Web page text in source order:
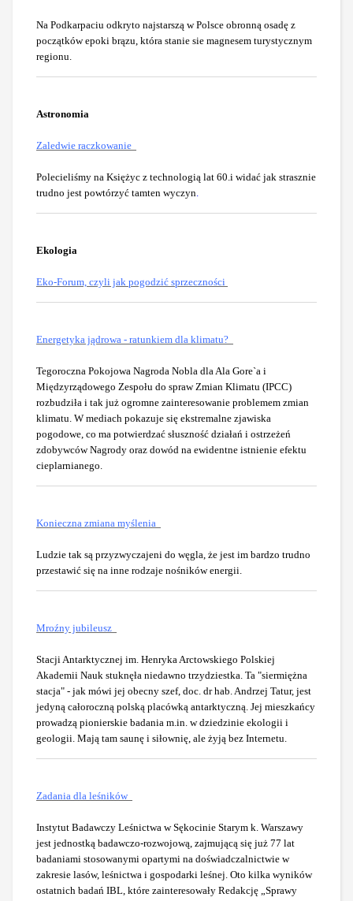
Na Podkarpaciu odkryto najstarszą w Polsce obronną osadę z
początków epoki brązu, która stanie sie magnesem turystycznym
regionu.
Astronomia
Zaledwie raczkowanie
Polecieliśmy na Księżyc z technologią lat 60.i widać jak strasznie
trudno jest powtórzyć tamten wyczyn
Ekologia
Eko-Forum, czyli jak pogodzić sprzeczności
Energetyka jądrowa - ratunkiem dla klimatu?
Tegoroczna Pokojowa Nagroda Nobla dla Ala Gore`a i
Międzyrządowego Zespołu do spraw Zmian Klimatu (IPCC)
rozbudziła i tak już ogromne zainteresowanie problemem zmian
klimatu. W mediach pokazuje się ekstremalne zjawiska
pogodowe, co ma potwierdzać słuszność działań i ostrzeżeń
zdobywców Nagrody oraz dowód na ewidentne istnienie efektu
cieplarnianego.
Konieczna zmiana myślenia
Ludzie tak są przyzwyczajeni do węgla, że jest im bardzo trudno
przestawić się na inne rodzaje nośników energii.
Mroźny jubileusz
Stacji Antarktycznej im. Henryka Arctowskiego Polskiej
Akademii Nauk stuknęła niedawno trzydziestka. Ta "siermiężna
stacja" - jak mówi jej obecny szef, doc. dr hab. Andrzej Tatur, jest
jedyną całoroczną polską placówką antarktyczną. Jej mieszkańcy
prowadzą pionierskie badania m.in. w dziedzinie ekologii i
geologii. Mają tam saunę i siłownię, ale żyją bez Internetu.
Zadania dla leśników
Instytut Badawczy Leśnictwa w Sękocinie Starym k. Warszawy
jest jednostką badawczo-rozwojową, zajmującą się już 77 lat
badaniami stosowanymi opartymi na doświadczalnictwie w
zakresie lasów, leśnictwa i gospodarki leśnej. Oto kilka wyników
ostatnich badań IBL, które zainteresowały Redakcję „Sprawy